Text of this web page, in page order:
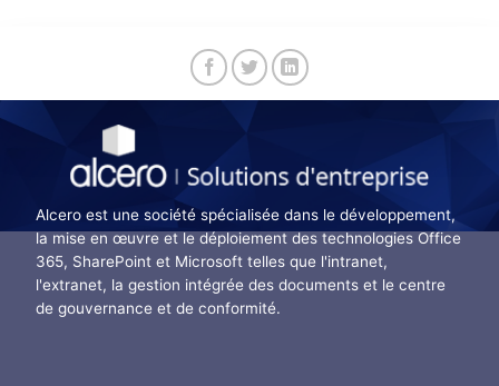
Alcero est une société spécialisée dans le développement,
la mise en œuvre et le déploiement des technologies Office
365, SharePoint et Microsoft telles que l'intranet,
l'extranet, la gestion intégrée des documents et le centre
de gouvernance et de conformité.